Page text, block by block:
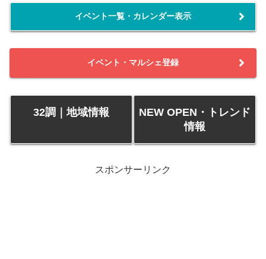
イベント一覧・カレンダー表示
イベント・マルシェ登録
32調｜地域情報
NEW OPEN・トレンド
情報
スポンサーリンク